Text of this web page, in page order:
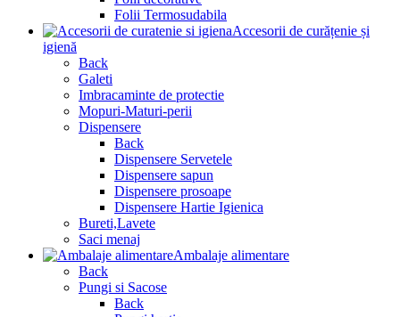
Folii Termosudabila
Accesorii de curățenie și
igienă
Back
Galeti
Imbracaminte de protectie
Mopuri-Maturi-perii
Dispensere
Back
Dispensere Servetele
Dispensere sapun
Dispensere prosoape
Dispensere Hartie Igienica
Bureti,Lavete
Saci menaj
Ambalaje alimentare
Back
Pungi si Sacose
Back